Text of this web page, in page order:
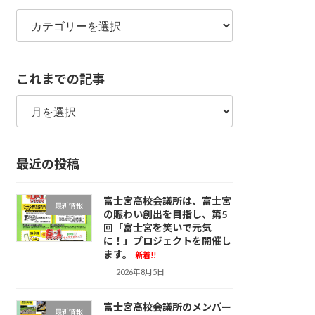
カ
ゴ
ー
これまでの記事
こ
ま
の
事
最近の投稿
最新情報
富士宮高校会議所は、富士宮
の賑わい創出を目指し、第5
回「富士宮を笑いで元気
に！」プロジェクトを開催し
ます。
新着!!
2026年8月5日
最新情報
富士宮高校会議所のメンバー